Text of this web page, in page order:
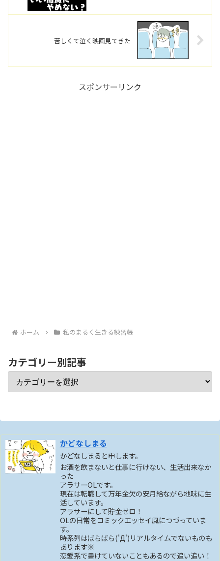
苦しくて泣く映画見てきた
スポンサーリンク
ホーム 私のまるく生きる練習帳
カテゴリー別記事
かどなしまる
かどなしまると申します。
お酒を飲まないと仕事に行けない、生活出来なか
った
アラサーOLです。
現在は転職して万年金欠の安月給ながら地味に生
活しています。
アラサーにして貯金ゼロ！
OLの日常をコミックエッセイ風につづっていま
す。
時系列はばらばら('Д')リアルタイムでないものも
あります※
恋愛系で書けていないこともあるので追い追い！